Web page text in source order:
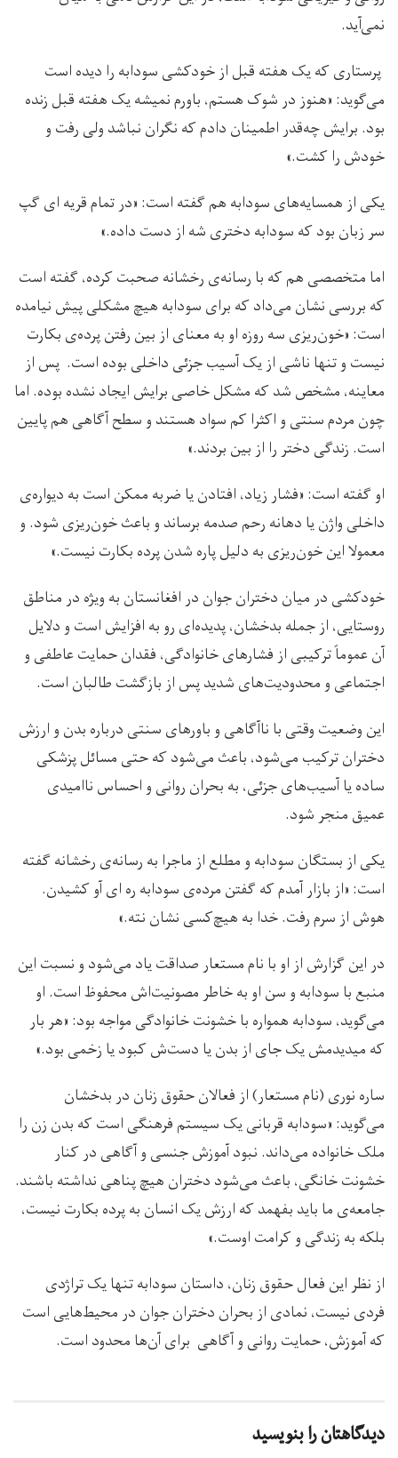
نمی‌آید.
پرستاری که یک هفته قبل از خودکشی سودابه را دیده است
می‌گوید: «هنوز در شوک هستم، باورم نمیشه یک هفته قبل زنده
بود. برایش چه‌قدر اطمینان دادم که نگران نباشد ولی رفت و
خودش را کشت.»
یکی از همسایه‌های سودابه هم گفته است: «در تمام قریه ای گپ
سر زبان بود که سودابه دختری‌ شه از دست داده.»
اما متخصصی هم که با رسانه‌ی رخشانه صحبت کرده، گفته است
که بررسی نشان می‌داد که برای سودابه هیچ مشکلی پیش نیامده
است: «خون‌ریزی سه روزه او به معنای از بین رفتن پرده‌ی بکارت
نیست و تنها ناشی از یک آسیب جزئی داخلی بوده است. پس از
معاینه، مشخص شد که مشکل خاصی برایش ایجاد نشده بوده. اما
چون مردم سنتی و اکثرا کم سواد هستند و سطح آگاهی هم پایین
است. زندگی دختر را از بین بردند.»
او گفته است: «فشار زیاد، افتادن یا ضربه ممکن است به دیواره‌ی
داخلی واژن یا دهانه رحم صدمه برساند و باعث خون‌ریزی شود. و
معمولا این خون‌ریزی به دلیل پاره شدن پرده بکارت نیست.»
خودکشی در میان دختران جوان در افغانستان به ویژه در مناطق
روستایی، از جمله بدخشان، پدیده‌ای رو به افزایش است و دلایل
آن عموماً ترکیبی از فشارهای خانوادگی، فقدان حمایت عاطفی و
اجتماعی و محدودیت‌های شدید پس از بازگشت طالبان است.
این وضعیت وقتی با ناآگاهی و باورهای سنتی درباره بدن و ارزش
دختران ترکیب می‌شود، باعث می‌شود که حتی مسائل پزشکی
ساده یا آسیب‌های جزئی، به بحران روانی و احساس ناامیدی
عمیق منجر شود.
یکی از بستگان سودابه و مطلع از ماجرا به رسانه‌ی رخشانه گفته
است: «از بازار آمدم که گفتن مرده‌ی سودابه ره ای آو کشیدن.
هوش از سرم رفت. خدا به هیچ‌کسی نشان نته.»
در این گزارش از او با نام مستعار صداقت یاد می‌شود و نسبت این
منبع با سودابه و سن او به خاطر مصونیت‌اش محفوظ است. او
می‌گوید، سودابه همواره با خشونت خانوادگی مواجه بود: «هر بار
که میدیدمش یک جای از بدن یا دست‌ش کبود یا زخمی بود.»
ساره نوری (نام مستعار) از فعالان حقوق زنان در بدخشان
می‌گوید: «سودابه قربانی یک سیستم فرهنگی است که بدن زن را
ملک خانواده می‌داند. نبود آموزش جنسی و آگاهی در کنار
خشونت خانگی، باعث می‌شود دختران هیچ پناهی نداشته باشند.
جامعه‌ی ما باید بفهمد که ارزش یک انسان به پرده بکارت نیست،
بلکه به زندگی و کرامت اوست.»
از نظر این فعال حقوق زنان، داستان سودابه تنها یک تراژدی
فردی نیست، نمادی از بحران دختران جوان در محیط‌هایی است
که آموزش، حمایت روانی و آگاهی برای آن‌ها محدود است.
دیدگاهتان را بنویسید